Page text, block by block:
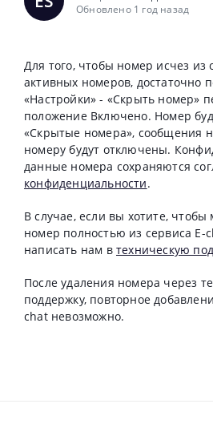
Обновлено 1 год назад
Для того, чтобы номер исчез из
активных номеров, достаточно
«Настройки» - «Скрыть номер»
положение Включено. Номер
«Скрытые номера», сообщения
номеру будут отключены.
данные номера сохраняются
конфиденциальности.
В случае, если вы хотите, чтобы
номер полностью из сервиса E-
написать нам в техническую
После удаления номера через
поддержку, повторное
chat невозможно.